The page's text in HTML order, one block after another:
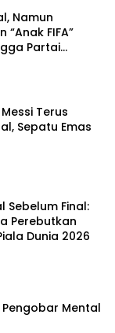
Namun
FIFA”
Partai
Terus
Sepatu Emas
Sebelum Final:
Perebutkan
Dunia 2026
Mental